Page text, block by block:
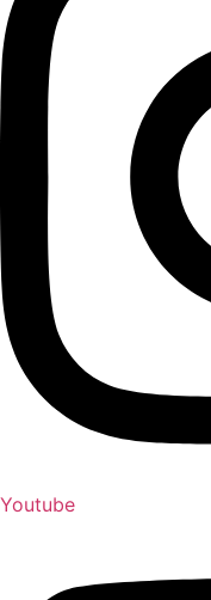
Youtube